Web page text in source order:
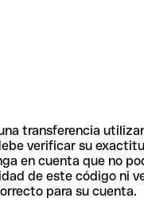
transferencia
verificar su
en cuenta que no
de este código ni
para su cuenta.